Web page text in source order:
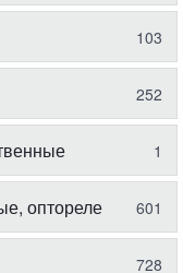
103
252
1
оптореле 601
728